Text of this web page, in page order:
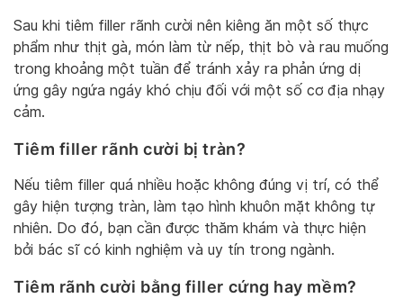
Sau khi tiêm filler rãnh cười nên kiêng ăn một số thực
phẩm như thịt gà, món làm từ nếp, thịt bò và rau muống
trong khoảng một tuần để tránh xảy ra phản ứng dị
ứng gây ngứa ngáy khó chịu đối với một số cơ địa nhạy
cảm.
Tiêm filler rãnh cười bị tràn?
Nếu tiêm filler quá nhiều hoặc không đúng vị trí, có thể
gây hiện tượng tràn, làm tạo hình khuôn mặt không tự
nhiên. Do đó, bạn cần được thăm khám và thực hiện
bởi bác sĩ có kinh nghiệm và uy tín trong ngành.
Tiêm rãnh cười bằng filler cứng hay mềm?